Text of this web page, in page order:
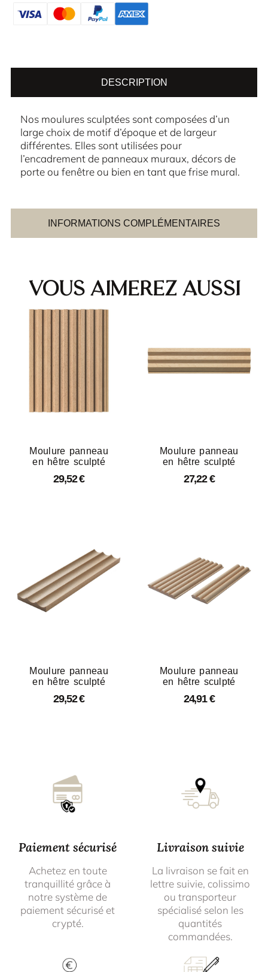
DESCRIPTION
INFORMATIONS COMPLÉMENTAIRES
Nos moulures sculptées sont composées d’un
large choix de motif d’époque et de largeur
différentes. Elles sont utilisées pour
l’encadrement de panneaux muraux, décors de
porte ou fenêtre ou bien en tant que frise mural.
Vous aimerez aussi
Moulure panneau
en hêtre sculpté
29,52€
Moulure panneau
en hêtre sculpté
27,22€
Moulure panneau
en hêtre sculpté
29,52€
Moulure panneau
en hêtre sculpté
24,91€
Paiement sécurisé
Achetez en toute
tranquillité grâce à
notre système de
paiement sécurisé et
crypté.
Livraison suivie
La livraison se fait en
lettre suivie, colissimo
ou transporteur
spécialisé selon les
quantités
commandées.